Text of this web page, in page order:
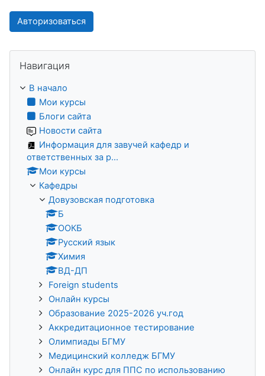
Авторизоваться
Навигация
В начало
Мои курсы
Блоги сайта
Новости сайта
Информация для завучей кафедр и
ответственных за р...
Мои курсы
Кафедры
Довузовская подготовка
Б
ООКБ
Русский язык
Химия
ВД-ДП
Foreign students
Онлайн курсы
Образование 2025-2026 уч.год
Аккредитационное тестирование
Олимпиады БГМУ
Медицинский колледж БГМУ
Онлайн курс для ППС по использованию